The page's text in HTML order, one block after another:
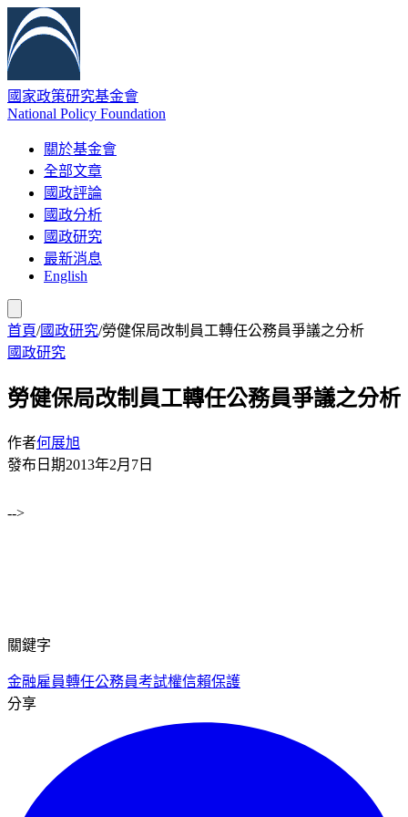
國家政策研究基金會
National Policy Foundation
關於基金會
全部文章
國政評論
國政分析
國政研究
最新消息
English
首頁/國政研究/勞健保局改制員工轉任公務員爭議之分析
國政研究
勞健保局改制員工轉任公務員爭議之分析
作者何展旭
發布日期2013年2月7日
-->
關鍵字
金融雇員轉任公務員考試權信賴保護
分享